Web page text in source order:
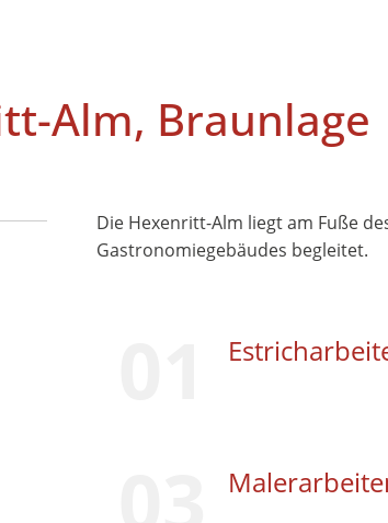
Alm, Braunlage
Die Hexenritt-Alm liegt am Fuße
Gastronomiegebäudes begleitet.